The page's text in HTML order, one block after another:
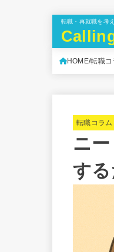
転職・再就職を考
HOME 転職コ
転職コラム
ニ
す